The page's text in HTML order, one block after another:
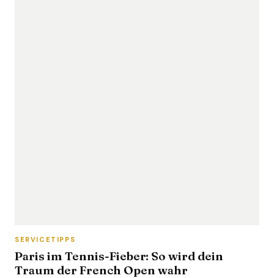
SERVICETIPPS
Paris im Tennis-Fieber: So wird dein
Traum der French Open wahr